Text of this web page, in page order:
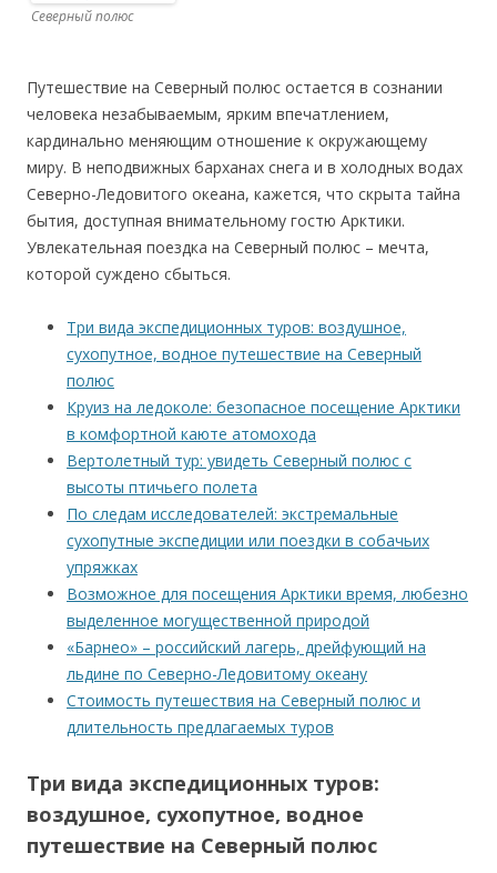
Северный полюс
Путешествие на Северный полюс остается в сознании
человека незабываемым, ярким впечатлением,
кардинально меняющим отношение к окружающему
миру. В неподвижных барханах снега и в холодных водах
Северно-Ледовитого океана, кажется, что скрыта тайна
бытия, доступная внимательному гостю Арктики.
Увлекательная поездка на Северный полюс – мечта,
которой суждено сбыться.
Три вида экспедиционных туров: воздушное,
сухопутное, водное путешествие на Северный
полюс
Круиз на ледоколе: безопасное посещение Арктики
в комфортной каюте атомохода
Вертолетный тур: увидеть Северный полюс с
высоты птичьего полета
По следам исследователей: экстремальные
сухопутные экспедиции или поездки в собачьих
упряжках
Возможное для посещения Арктики время, любезно
выделенное могущественной природой
«Барнео» – российский лагерь, дрейфующий на
льдине по Северно-Ледовитому океану
Стоимость путешествия на Северный полюс и
длительность предлагаемых туров
Три вида экспедиционных туров:
воздушное, сухопутное, водное
путешествие на Северный полюс